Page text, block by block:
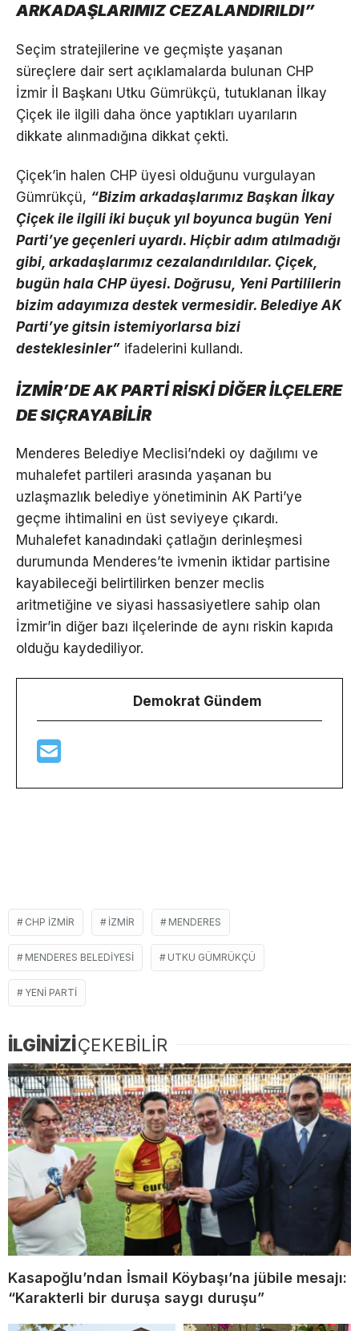
ARKADAŞLARIMIZ CEZALANDIRILDI”
Seçim stratejilerine ve geçmişte yaşanan
süreçlere dair sert açıklamalarda bulunan CHP
İzmir İl Başkanı Utku Gümrükçü, tutuklanan İlkay
Çiçek ile ilgili daha önce yaptıkları uyarıların
dikkate alınmadığına dikkat çekti.
Çiçek’in halen CHP üyesi olduğunu vurgulayan
Gümrükçü, “Bizim arkadaşlarımız Başkan İlkay
Çiçek ile ilgili iki buçuk yıl boyunca bugün Yeni
Parti’ye geçenleri uyardı. Hiçbir adım atılmadığı
gibi, arkadaşlarımız cezalandırıldılar. Çiçek,
bugün hala CHP üyesi. Doğrusu, Yeni Partililerin
bizim adayımıza destek vermesidir. Belediye AK
Parti’ye gitsin istemiyorlarsa bizi
desteklesinler” ifadelerini kullandı.
İZMİR’DE AK PARTİ RİSKİ DİĞER İLÇELERE
DE SIÇRAYABİLİR
Menderes Belediye Meclisi’ndeki oy dağılımı ve
muhalefet partileri arasında yaşanan bu
uzlaşmazlık belediye yönetiminin AK Parti’ye
geçme ihtimalini en üst seviyeye çıkardı.
Muhalefet kanadındaki çatlağın derinleşmesi
durumunda Menderes’te ivmenin iktidar partisine
kayabileceği belirtilirken benzer meclis
aritmetiğine ve siyasi hassasiyetlere sahip olan
İzmir’in diğer bazı ilçelerinde de aynı riskin kapıda
olduğu kaydediliyor.
Demokrat Gündem
CHP IZMIR IZMIR MENDERES
MENDERES BELEDIYESI UTKU GÜMRÜKÇÜ
YENI PARTI
İLGİNİZİÇEKEBİLİR
Kasapoğlu’ndan İsmail Köybaşı’na jübile mesajı:
“Karakterli bir duruşa saygı duruşu”